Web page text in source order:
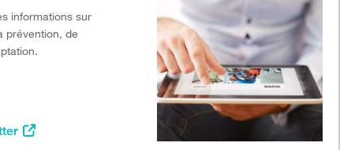
informations sur
prévention, de